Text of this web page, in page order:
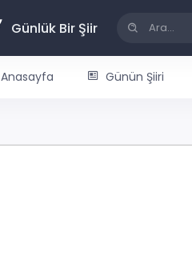
Günlük Bir Şiir
Anasayfa Günün Şiiri